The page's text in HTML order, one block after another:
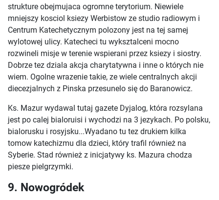
strukture obejmujaca ogromne terytorium. Niewiele
mniejszy kosciol ksiezy Werbistow ze studio radiowym i
Centrum Katechetycznym polozony jest na tej samej
wylotowej ulicy. Katecheci tu wyksztalceni mocno
rozwineli misje w terenie wspierani przez ksiezy i siostry.
Dobrze tez dziala akcja charytatywna i inne o których nie
wiem. Ogolne wrazenie takie, ze wiele centralnych akcji
diecezjalnych z Pinska przesunelo się do Baranowicz.
Ks. Mazur wydawal tutaj gazete Dyjalog, która rozsylana
jest po calej bialoruisi i wychodzi na 3 jezykach. Po polsku,
bialorusku i rosyjsku...Wyadano tu tez drukiem kilka
tomow katechizmu dla dzieci, który trafil również na
Syberie. Stad również z inicjatywy ks. Mazura chodza
piesze pielgrzymki.
9. Nowogródek